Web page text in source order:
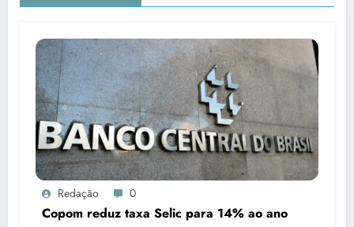
Redação 0
Copom reduz taxa Selic para 14% ao ano